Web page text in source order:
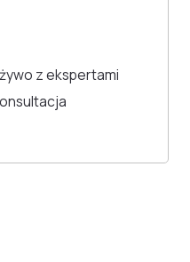
z ekspertami